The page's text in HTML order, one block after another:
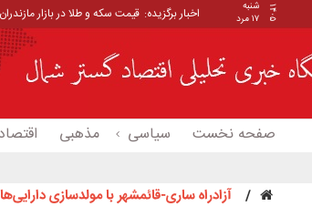
۱۴۰۵
شنبه
۱۷ مرد
اخبار برگزیده: قیمت سکه و طلا در بازار مازندران
صفحه نخست سیاسی مذهبی
آزادراه ساری-قائمشهر با مولدسازی